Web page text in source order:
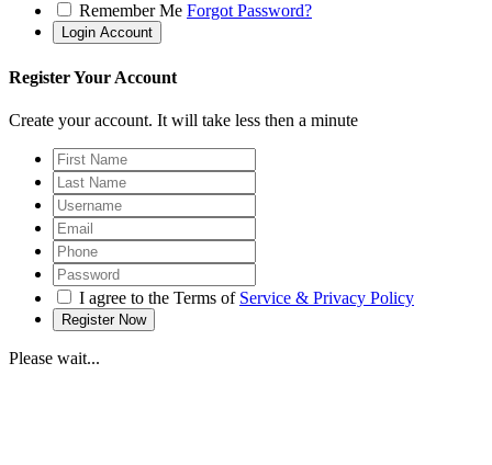
Remember Me Forgot Password?
Register Your Account
Create your account. It will take less then a minute
I agree to the Terms of Service & Privacy Policy
Please wait...